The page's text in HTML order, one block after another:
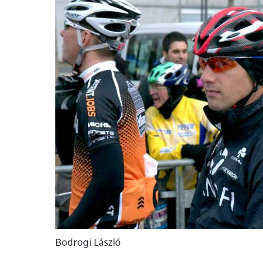
Bodrogi László